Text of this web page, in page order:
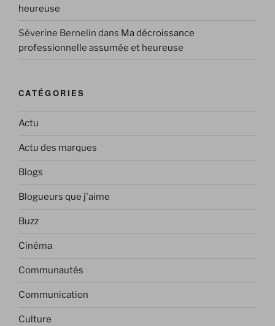
heureuse
Séverine Bernelin dans Ma décroissance
professionnelle assumée et heureuse
CATÉGORIES
Actu
Actu des marques
Blogs
Blogueurs que j'aime
Buzz
Cinéma
Communautés
Communication
Culture